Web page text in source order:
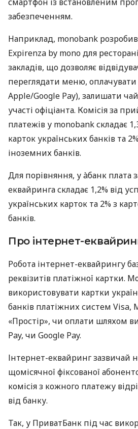
забезпеченням.
Наприклад, monobank розробив
Expirenza by mono для
закладів, що дозволяє
переглядати меню,
Apple/Google Pay), залишати
участі офіціанта. Комісія за
платежів у monobank складає
карток українських банків та
іноземних банків.
Для порівняння, у àбанк плата
еквайринга складає 1,2% від
українських карток та 2% з
банків.
Про інтернет-
Робота інтернет-еквайрингу
реквізитів платіжної картки.
використовувати картки
банків платіжних систем Visa,
«Простір», чи оплати шляхом
Pay, чи Google Pay.
Інтернет-еквайринг зазвичай
щомісячної фіксованої
комісія з кожного платежу
від банку.
Так, у ПриватБанк під час